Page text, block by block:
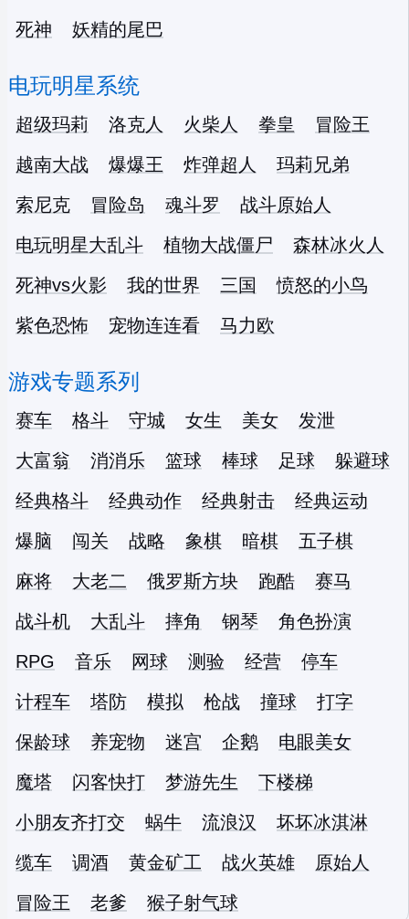
死神
妖精的尾巴
电玩明星系统
超级玛莉 洛克人 火柴人 拳皇
冒险王
越南大战
爆爆王 炸弹超人
玛莉兄弟
索尼克
冒险岛 魂斗罗
战斗原始人
电玩明星大乱斗
植物大战僵尸
森林冰火人
死神vs火影
我的世界 三国
愤怒的小鸟
紫色恐怖
宠物连连看 马力欧
游戏专题系列
赛车 格斗 守城 女生 美女
发泄
大富翁
消消乐 篮球 棒球 足球
躲避球
经典格斗
经典动作 经典射击
经典运动
爆脑
闯关 战略 象棋 暗棋
五子棋
麻将
大老二 俄罗斯方块 跑酷
赛马
战斗机
大乱斗 摔角 钢琴
角色扮演
RPG
音乐 网球 测验 经营
停车
计程车
塔防 模拟 枪战 撞球
打字
保龄球
养宠物 迷宫 企鹅
电眼美女
魔塔
闪客快打 梦游先生
下楼梯
小朋友齐打交
蜗牛 流浪汉
坏坏冰淇淋
缆车
调酒 黄金矿工 战火英雄
原始人
冒险王
老爹 猴子射气球